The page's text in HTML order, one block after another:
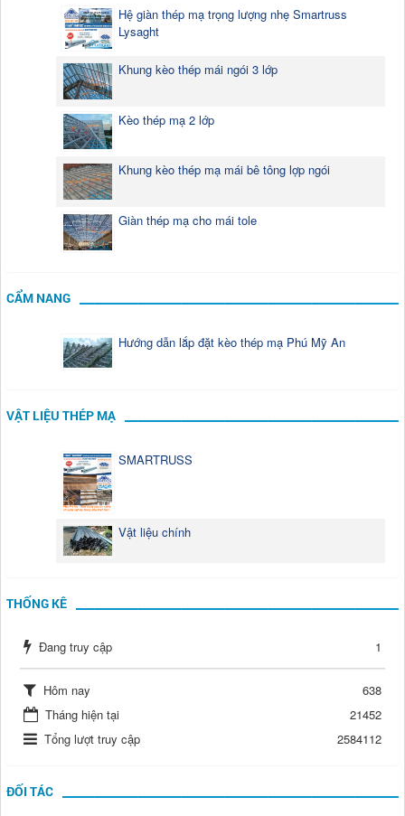
Hệ giàn thép mạ trọng lượng nhẹ Smartruss
Lysaght
Khung kèo thép mái ngói 3 lớp
Kèo thép mạ 2 lớp
Khung kèo thép mạ mái bê tông lợp ngói
Giàn thép mạ cho mái tole
CẨM NANG
Hướng dẫn lắp đặt kèo thép mạ Phú Mỹ An
VẬT LIỆU THÉP MẠ
SMARTRUSS
Vật liệu chính
THỐNG KÊ
Đang truy cập 1
Hôm nay
638
Tháng hiện tại
21452
Tổng lượt truy cập
2584112
ĐỐI TÁC